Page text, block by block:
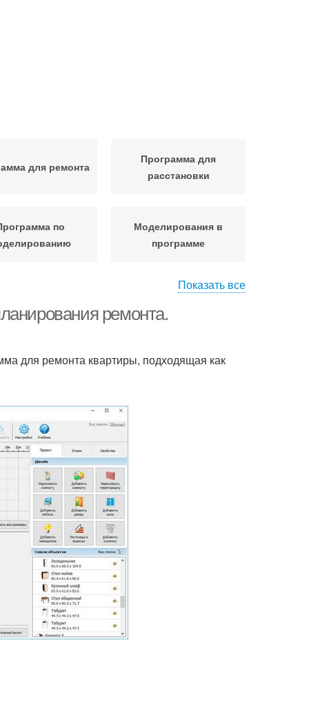
для ремонта
Программа для
расстановки
по
Моделирования в
программе
Показать все
ремонта.
для ремонта квартиры, подходящая как